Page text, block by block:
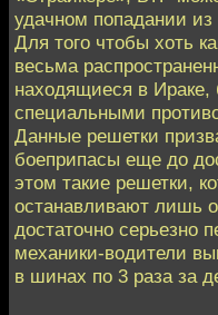
удачном попадании
Для того чтобы хоть
весьма
находящиеся в
специальными
Данные решетки
боеприпасы еще до
этом такие решетки,
останавливают лишь
достаточно серьезно
механики-водители
в шинах по 3 раза за